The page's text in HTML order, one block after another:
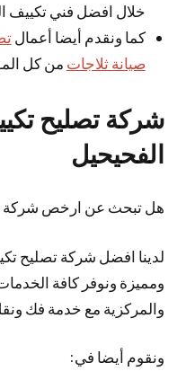
خلال افضل فني
كما ونقدم أيضا أعمال
صيانة ثلاجات من كل
شركة تصليح
الفحيحيل
هل تبحث عن ارخص شركة
لدينا افضل شركة تصليح
ومميزة ونوفر كافة
والمركزية مع خدمة فك
ونقوم أيضا في: